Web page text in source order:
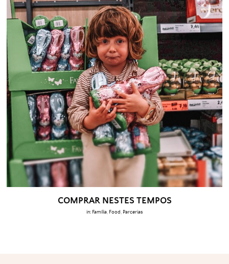
COMPRAR NESTES TEMPOS
in: Família Food Parcerias